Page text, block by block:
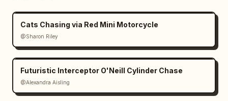
Cats Chasing via Red Mini Motorcycle
@Sharon Riley
Futuristic Interceptor O'Neill Cylinder Chase
@Alexandra Aisling